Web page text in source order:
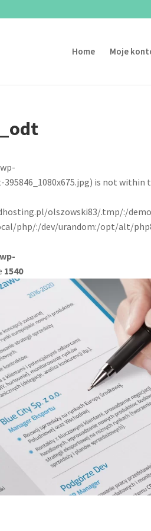
Home Moje
is not within
olszowski83/.tmp/:/
php/:/dev/urandom:/opt/alt/
1540